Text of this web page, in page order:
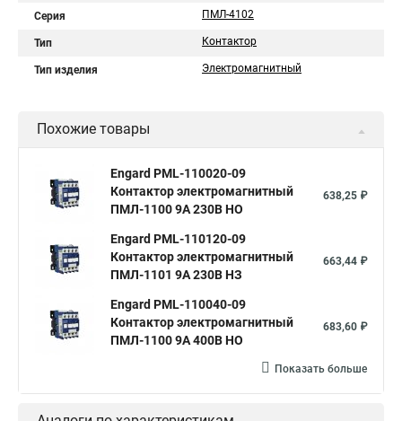
Серия ПМЛ-4102
Тип Контактор
Тип изделия Электромагнитный
Похожие товары
Engard PML-110020-09
Контактор электромагнитный
ПМЛ-1100 9A 230В НО
638,25 ₽
Engard PML-110120-09
Контактор электромагнитный
ПМЛ-1101 9A 230В НЗ
663,44 ₽
Engard PML-110040-09
Контактор электромагнитный
ПМЛ-1100 9A 400В НО
683,60 ₽
Показать больше